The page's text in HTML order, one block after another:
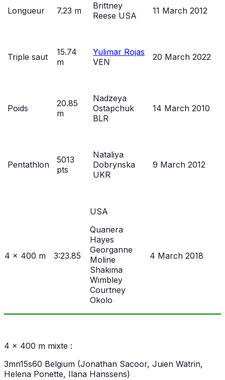
Longueur 7.23 m
Brittney
Reese USA
11 March 2012
Triple saut
15.74
m
Yulimar Rojas
VEN
20 March 2022
Poids
20.85
m
Nadzeya
Ostapchuk
BLR
14 March 2010
Pentathlon
5013
pts
Nataliya
Dobrynska
UKR
9 March 2012
4 x 400 m 3:23.85
USA
Quanera
Hayes
Georganne
Moline
Shakima
Wimbley
Courtney
Okolo
4 March 2018
4 x 400 m mixte :
3mn15s60 Belgium (Jonathan Sacoor, Juien Watrin,
Helena Ponette, Ilana Hanssens)